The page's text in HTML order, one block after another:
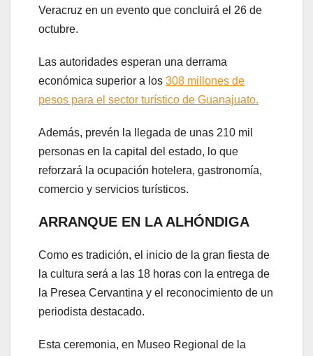
Veracruz en un evento que concluirá el 26 de
octubre.
Las autoridades esperan una derrama
económica superior a los 308 millones de
pesos para el sector turístico de Guanajuato.
Además, prevén la llegada de unas 210 mil
personas en la capital del estado, lo que
reforzará la ocupación hotelera, gastronomía,
comercio y servicios turísticos.
ARRANQUE EN LA ALHÓNDIGA
Como es tradición, el inicio de la gran fiesta de
la cultura será a las 18 horas con la entrega de
la Presea Cervantina y el reconocimiento de un
periodista destacado.
Esta ceremonia, en Museo Regional de la